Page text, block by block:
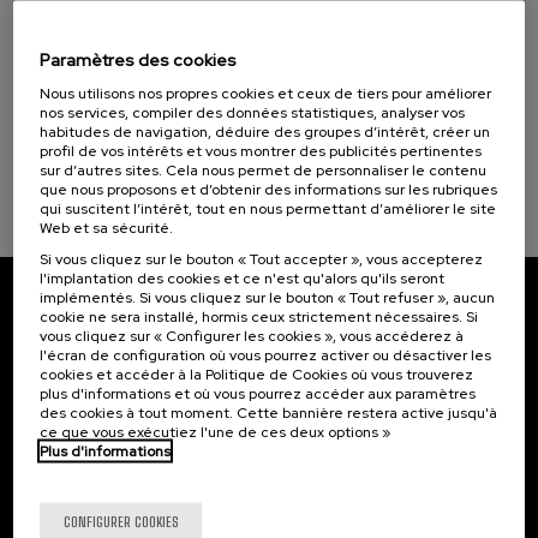
Objectifs de développement durable
10. SEP-10. SEP, 2026
Teknologia eta Eredu Arrakastatsuak
10 h. Basque Espagnol
...
À PARTIR DE 10 €
Dernières
places
Gratuit
Date
passée
Liste
d'attente
Période
d'inscription
terminée
Abonnez-vous à notre bulletin
Inscrivez-vous pour être le premier à recevoir les
actualités de l'UIK.
S'abonner
Contact
Paramètres des cookies
Nous utilisons nos propres cookies et ceux de tiers pour améliorer
nos services, compiler des données statistiques, analyser vos
habitudes de navigation, déduire des groupes d’intérêt, créer un
profil de vos intérêts et vous montrer des publicités pertinentes
sur d’autres sites. Cela nous permet de personnaliser le contenu
que nous proposons et d’obtenir des informations sur les rubriques
qui suscitent l’intérêt, tout en nous permettant d’améliorer le site
Web et sa sécurité.
Si vous cliquez sur le bouton « Tout accepter », vous accepterez
l'implantation des cookies et ce n'est qu'alors qu'ils seront
implémentés. Si vous cliquez sur le bouton « Tout refuser », aucun
cookie ne sera installé, hormis ceux strictement nécessaires. Si
vous cliquez sur « Configurer les cookies », vous accéderez à
l'écran de configuration où vous pourrez activer ou désactiver les
cookies et accéder à la Politique de Cookies où vous trouverez
plus d'informations et où vous pourrez accéder aux paramètres
des cookies à tout moment. Cette bannière restera active jusqu'à
ce que vous exécutiez l'une de ces deux options »
Plus d'informations
CONFIGURER COOKIES